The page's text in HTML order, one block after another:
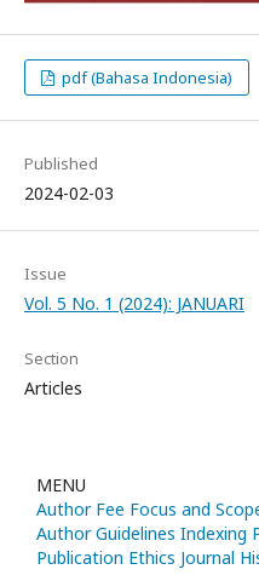
pdf (Bahasa Indonesia)
Published
2024-02-03
Issue
Vol. 5 No. 1 (2024): JANUARI
Section
Articles
MENU
Author Fee Focus and
Author Guidelines Indexing
Publication Ethics Journal